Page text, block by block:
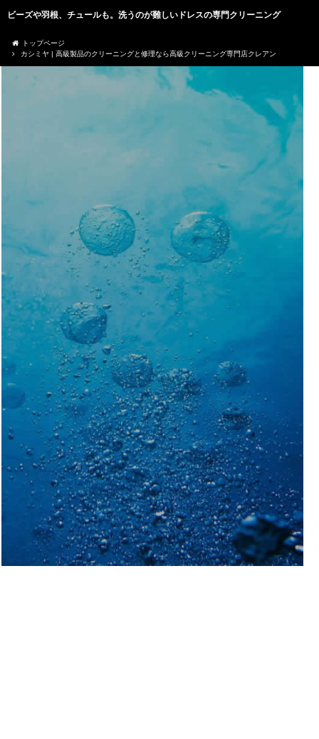
ビーズや羽根、チュールも。洗うのが難しいドレスの専門クリーニング
トップページ
カシミヤ | 高級製品のクリーニングと修理なら高級クリーニング専門店クレアン